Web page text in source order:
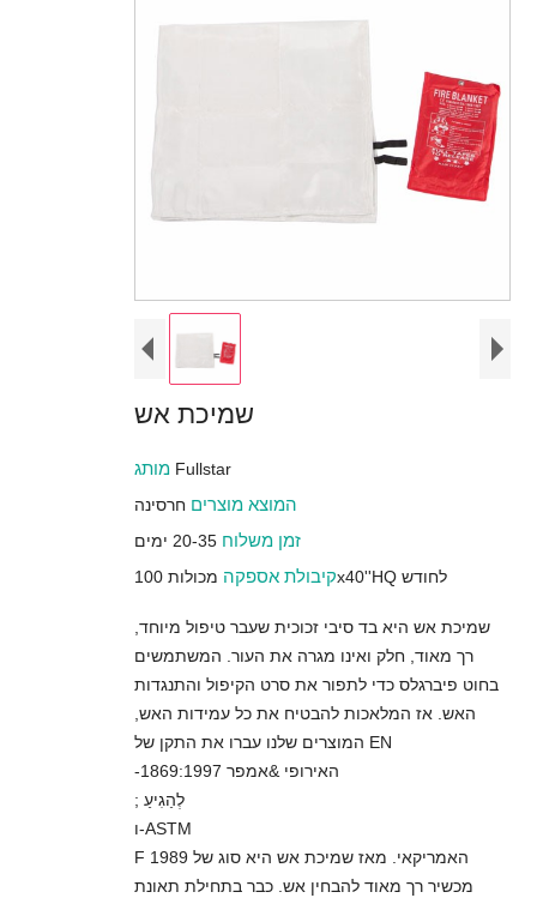
שמיכת אש
מותג Fullstar
המוצא מוצרים חרסינה
זמן משלוח20-35 ימים
קיבולת אספקה מכולות 100x40''HQ לחודש
שמיכת אש היא בד סיבי זכוכית שעבר טיפול מיוחד,
רך מאוד, חלק ואינו מגרה את העור. המשתמשים
בחוט פיברגלס כדי לתפור את סרט הקיפול והתנגדות
האש. אז המלאכות להבטיח את כל עמידות האש,
המוצרים שלנו עברו את התקן של EN
-1869:1997 האירופי &אמפר
; לְהַגִיעַ
ו-ASTM
F 1989 האמריקאי. מאז שמיכת אש היא סוג של
מכשיר רך מאוד להבחין אש. כבר בתחילת תאונת